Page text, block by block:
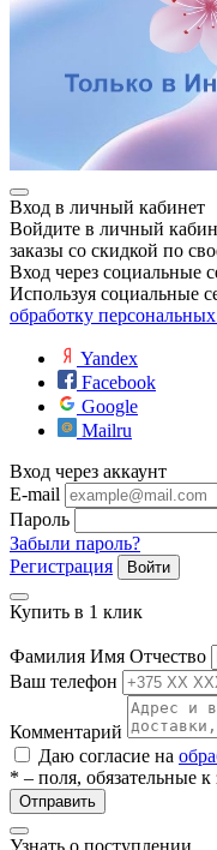
Вход в личный кабинет
Войдите в личный
заказы со скидкой по
Вход через социальные
Используя социальные
обработку
Yandex
Facebook
Google
Mailru
Вход через аккаунт
E-mail
Пароль
Забыли пароль?
Регистрация
Войти
Купить в 1 клик
Фамилия Имя Отчество
Ваш телефон
Комментарий
Даю согласие на
* – поля, обязательные
Отправить
Узнать о поступлении